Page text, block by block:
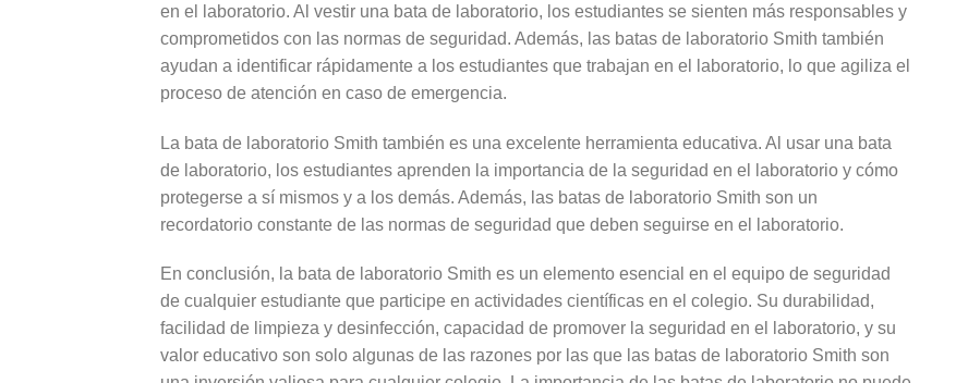
en el laboratorio. Al vestir una bata de laboratorio, los estudiantes se sienten más responsables y
comprometidos con las normas de seguridad. Además, las batas de laboratorio Smith también
ayudan a identificar rápidamente a los estudiantes que trabajan en el laboratorio, lo que agiliza el
proceso de atención en caso de emergencia.
La bata de laboratorio Smith también es una excelente herramienta educativa. Al usar una bata
de laboratorio, los estudiantes aprenden la importancia de la seguridad en el laboratorio y cómo
protegerse a sí mismos y a los demás. Además, las batas de laboratorio Smith son un
recordatorio constante de las normas de seguridad que deben seguirse en el laboratorio.
En conclusión, la bata de laboratorio Smith es un elemento esencial en el equipo de seguridad
de cualquier estudiante que participe en actividades científicas en el colegio. Su durabilidad,
facilidad de limpieza y desinfección, capacidad de promover la seguridad en el laboratorio, y su
valor educativo son solo algunas de las razones por las que las batas de laboratorio Smith son